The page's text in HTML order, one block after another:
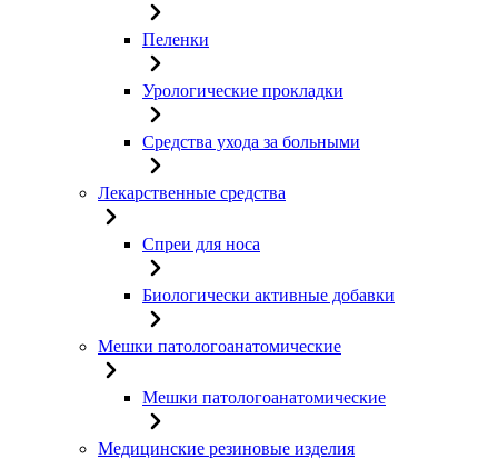
Пеленки
Урологические прокладки
Средства ухода за больными
Лекарственные средства
Спреи для носа
Биологически активные добавки
Мешки патологоанатомические
Мешки патологоанатомические
Медицинские резиновые изделия